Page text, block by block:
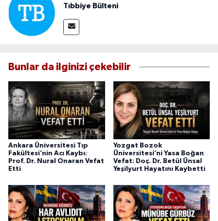
Tıbbiye Bülteni
Bunlar da ilginizi çekebilir
Ankara Üniversitesi Tıp
Fakültesi’nin Acı Kaybı:
Prof. Dr. Nural Onaran Vefat
Etti
Yozgat Bozok
Üniversitesi’ni Yasa Boğan
Vefat: Doç. Dr. Betül Ünsal
Yeşilyurt Hayatını Kaybetti